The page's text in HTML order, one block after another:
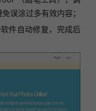
误涂过多有效内容；
件自动修复，完成后